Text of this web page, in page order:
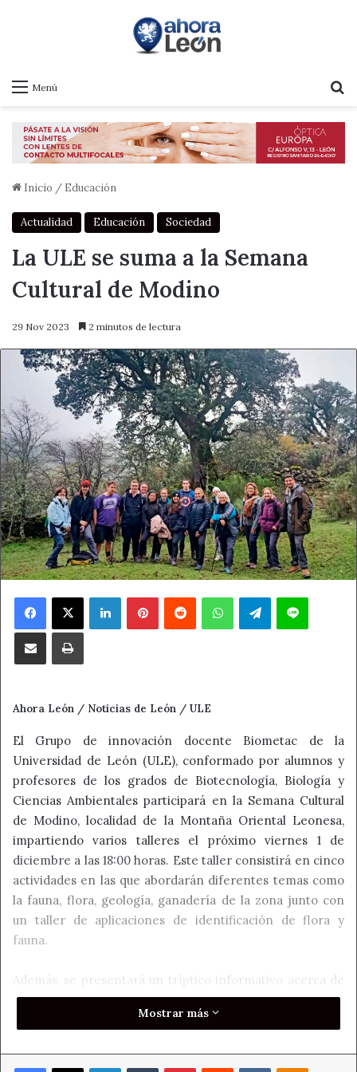
Menú
Inicio / Educación
Actualidad Educación Sociedad
La ULE se suma a la Semana
Cultural de Modino
29 Nov 2023 2 minutos de lectura
Facebook
X LinkedInPinterestReddit WhatsAppTelegramLine
Compartir por correo electrónicoImprimir
Ahora León / Noticias de León / ULE
El Grupo de innovación docente Biometac de la
Universidad de León (ULE), conformado por alumnos y
profesores de los grados de Biotecnología, Biología y
Ciencias Ambientales participará en la Semana Cultural
de Modino, localidad de la Montaña Oriental Leonesa,
impartiendo varios talleres el próximo viernes 1 de
diciembre a las 18:00 horas. Este taller consistirá en cinco
actividades en las que abordarán diferentes temas como
la fauna, flora, geología, ganadería de la zona junto con
un taller de aplicaciones de identificación de flora y
fauna.
Además, se presentará un tríptico informativo acerca de
una ruta realizada en las inmediaciones de la localidad de
Santa Olaja de la Varga.
El grupo de Biometac pertenece a un proyecto de
Mostrar más
Facebook
X LinkedInTumblrPinterestReddit VKontakte